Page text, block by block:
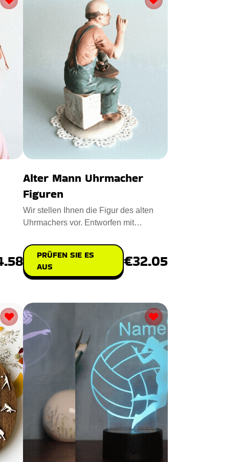
Alter Mann Uhrmacher
Figuren
Wir stellen Ihnen die Figur des alten
Uhrmachers vor. Entworfen mit
PRÜFEN SIE ES
AUS
€32.05